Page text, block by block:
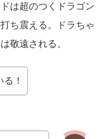
は超のつくドラゴン
ち震える。ドラちゃ
敬遠される。
！